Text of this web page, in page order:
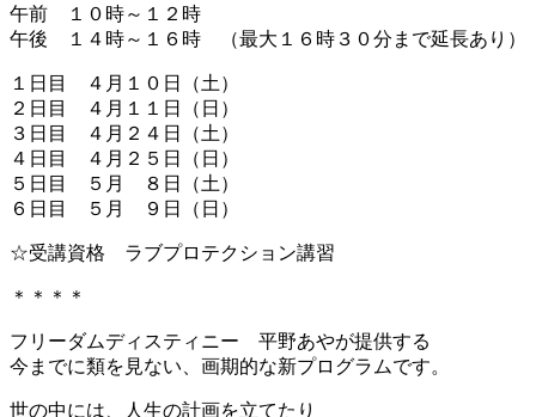
午前 １０時～１２時
午後 １４時～１６時 （最大１６時３０分まで延長あり）
１日目 ４月１０日（土）
２日目 ４月１１日（日）
３日目 ４月２４日（土）
４日目 ４月２５日（日）
５日目 ５月 ８日（土）
６日目 ５月 ９日（日）
☆受講資格 ラブプロテクション講習
＊＊＊＊
フリーダムディスティニー 平野あやが提供する
今までに類を見ない、画期的な新プログラムです。
世の中には、人生の計画を立てたり